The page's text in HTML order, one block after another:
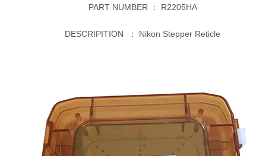
PART NUMBER ： R2205HA
DESCRIPITION ： Nikon Stepper Reticle